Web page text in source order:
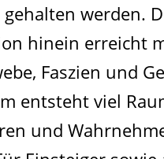
werden.
hinein erreicht
Faszien und
entsteht viel
und